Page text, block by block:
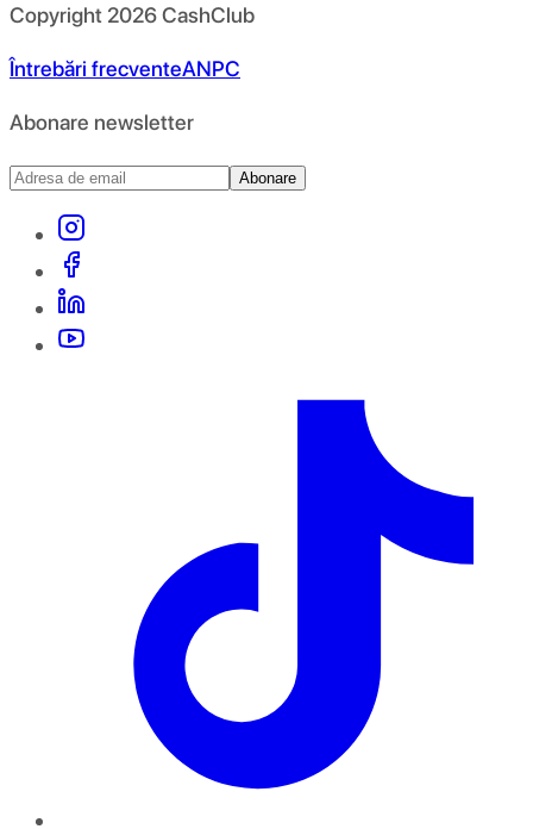
Copyright 2026CashClub
Întrebări frecventeANPC
Abonare newsletter
Abonare